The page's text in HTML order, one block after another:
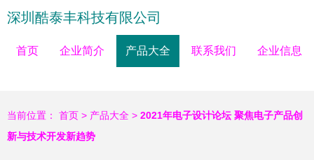
深圳酷泰丰科技有限公司
首页 企业简介 产品大全 联系我们 企业信息
当前位置： 首页 > 产品大全 > 2021年电子设计论坛 聚焦电子产品创
新与技术开发新趋势